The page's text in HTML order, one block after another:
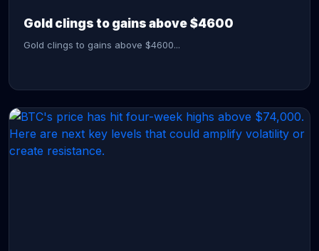
Gold clings to gains above $4600
Gold clings to gains above $4600...